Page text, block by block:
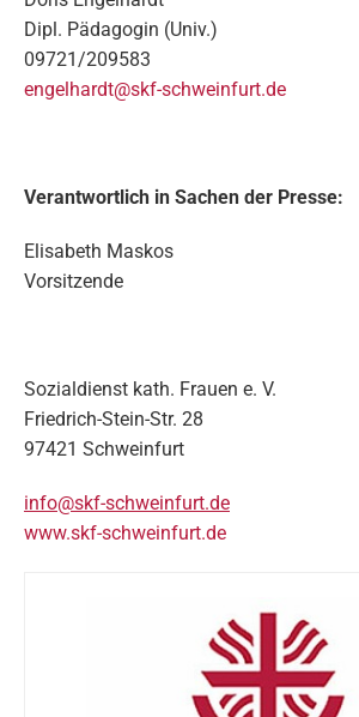
Dipl. Pädagogin (Univ.)
09721/209583
engelhardt@skf-schweinfurt.de
Verantwortlich in Sachen der Presse:
Elisabeth Maskos
Vorsitzende
Sozialdienst kath. Frauen e. V.
Friedrich-Stein-Str. 28
97421 Schweinfurt
info@skf-schweinfurt.de
www.skf-schweinfurt.de